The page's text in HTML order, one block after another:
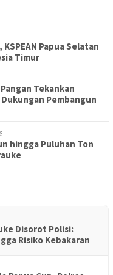
Papua Selatan
Timur
Tekankan
Pembangun
hingga Puluhan Ton
Disorot Polisi:
Risiko Kebakaran